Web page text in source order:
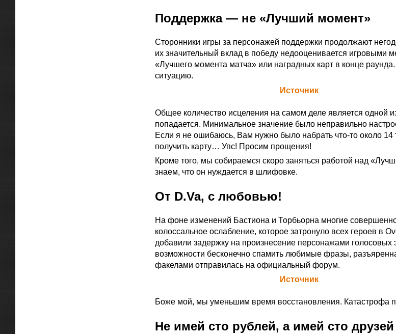
Поддержка — не «Лучший момент»
Сторонники игры за персонажей поддержки продолжают
их значительный вклад в победу недооценивается игровыми
«Лучшего момента матча» или наградных карт в конце
ситуацию.
Источник
Общее количество исцеления на самом деле является одной
попадается. Минимальное значение было неправильно
Если я не ошибаюсь, Вам нужно было набрать что-то около 14
получить карту… Упс! Просим прощения!
Кроме того, мы собираемся скоро заняться работой над
знаем, что он нуждается в шлифовке.
От D.Va, с любовью!
На фоне изменений Бастиона и Торбьорна многие
колоссальное ослабление, которое затронуло всех героев в
добавили задержку на произнесение персонажами
возможности бесконечно спамить любимые фразы,
факелами отправилась на официальный форум.
Источник
Боже мой, мы уменьшим время восстановления. Катастрофа
Не имей сто рублей, а имей сто друзей